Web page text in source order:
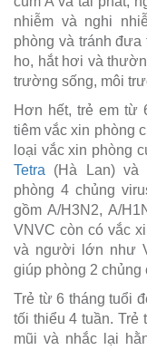
nhiễm và nghi
phòng và tránh đưa
ho, hắt hơi và
trường sống, môi
Hơn hết, trẻ em từ
tiêm vắc xin phòng
loại vắc xin phòng
Tetra (Hà Lan) và
phòng 4 chủng
gồm A/H3N2, A/
VNVC còn có vắc
và người lớn như
giúp phòng 2 chủng
Trẻ từ 6 tháng tuổi
tối thiểu 4 tuần.
mũi và nhắc lại